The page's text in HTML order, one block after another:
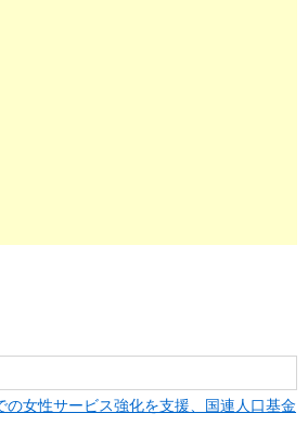
の女性サービス強化を支援、国連人口基金